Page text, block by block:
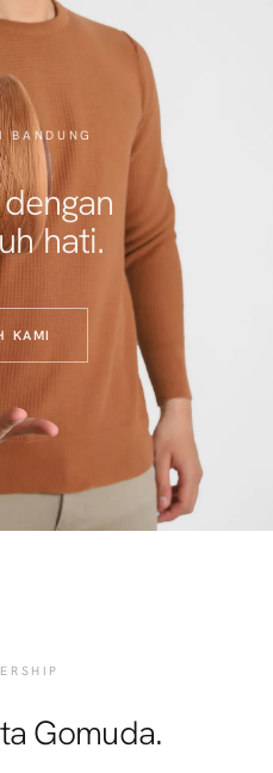
BANDUNG
hati.
KAMI
Gomuda.